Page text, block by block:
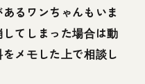
るワンちゃんもいま
てしまった場合は動
メモした上で相談し